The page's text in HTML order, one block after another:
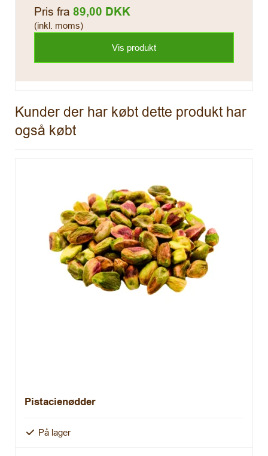
Pris fra 89,00 DKK
(inkl. moms)
Vis produkt
Kunder der har købt dette produkt har
også købt
Pistacienødder
På lager